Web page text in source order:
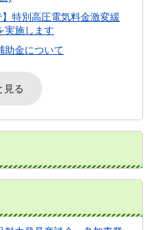
特別高圧電気料金激変緩
実施します
助金について
見る